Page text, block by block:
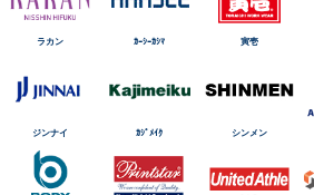
ラカン ｶｰｼｰｶｼﾏ 寅壱
ジンナイ ｶｼﾞﾒｲｸ シンメン